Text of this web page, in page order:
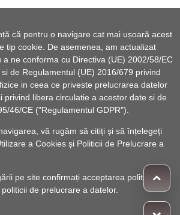
că pentru o navigare cat mai ușoară acest
tip cookie. De asemenea, am actualizat
a ne conforma cu Directiva (UE) 2002/58/EC
de Regulamentul (UE) 2016/679 privind
in ceea ce priveste prelucrarea datelor
privind libera circulatie a acestor date si de
46/CE ("Regulamentul GDPR").
vă rugăm să citiți și să înțelegeți
a Cookies și Politicii de Prelucrare a
pe site confirmați acceptarea politicii de
de prelucrare a datelor.